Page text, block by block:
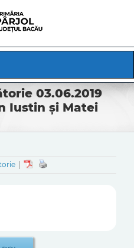
03.06.2019
Iustin și Matei